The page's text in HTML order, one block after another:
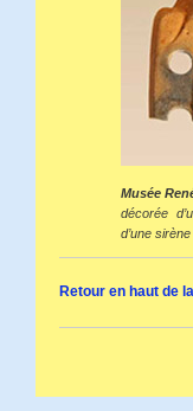
Musée
décorée
d’une
Retour en haut de